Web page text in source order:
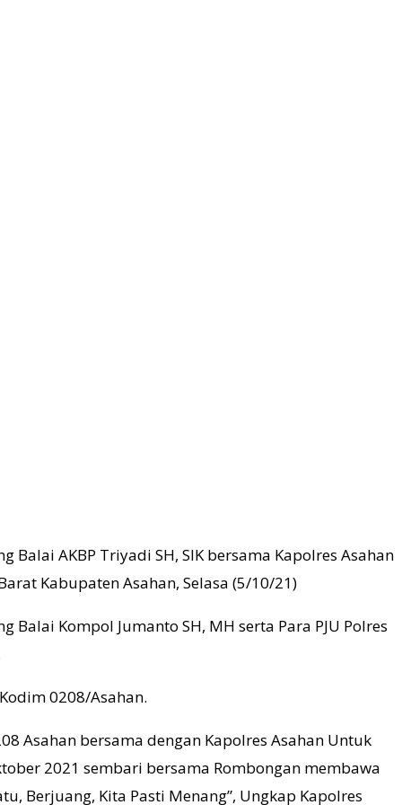
AKBP Triyadi SH, SIK bersama Kapolres Asahan
Kabupaten Asahan, Selasa (5/10/21)
Kompol Jumanto SH, MH serta Para PJU Polres
0208/Asahan.
Asahan bersama dengan Kapolres Asahan Untuk
2021 sembari bersama Rombongan membawa
Berjuang, Kita Pasti Menang”, Ungkap Kapolres